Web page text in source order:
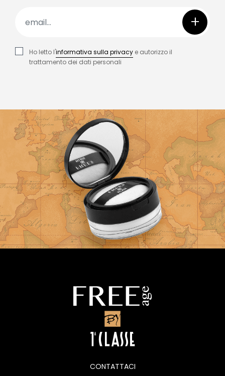
+
Ho letto l'informativa sulla privacy e autorizzo il
trattamento dei dati personali
CONTATTACI